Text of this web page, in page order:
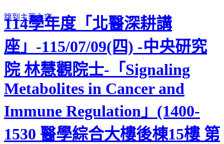
跳到主要內容
114學年度「北醫深耕講
座」-115/07/09(四) -中央研究
院 林慧觀院士-「Signaling
Metabolites in Cancer and
Immune Regulation」(1400-
1530 醫學綜合大樓後棟15樓 第